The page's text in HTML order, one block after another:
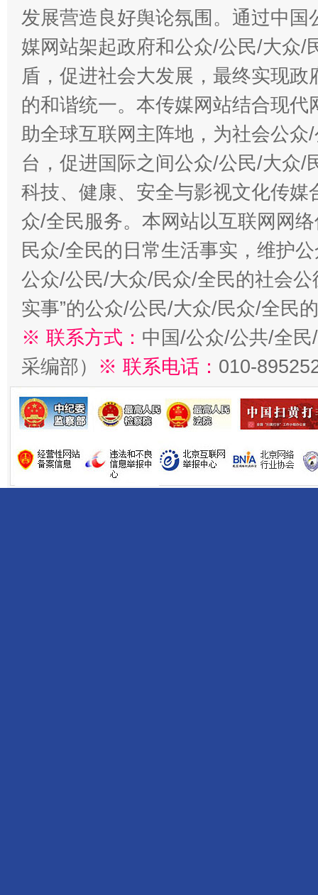
发展营造良好舆论氛围。通过中
媒网站架起政府和公众/公民/大众/
盾，促进社会大发展，最终实现
的和谐统一。本传媒网站结合现
助全球互联网主阵地，为社会公
台，促进国际之间公众/公民/大众/
科技、健康、安全与影视文化传
众/全民服务。本网站以互联网网
民众/全民的日常生活事实，维护
公众/公民/大众/民众/全民的社会公
实事”的公众/公民/大众/民众/全民
※ 联系方式： 中国/公众/公共/全
采编部） ※ 联系电话： 010-